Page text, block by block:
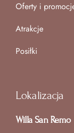
Oferty i
Atrakcje
Posiłki
Lokalizacja
Willa San Remo